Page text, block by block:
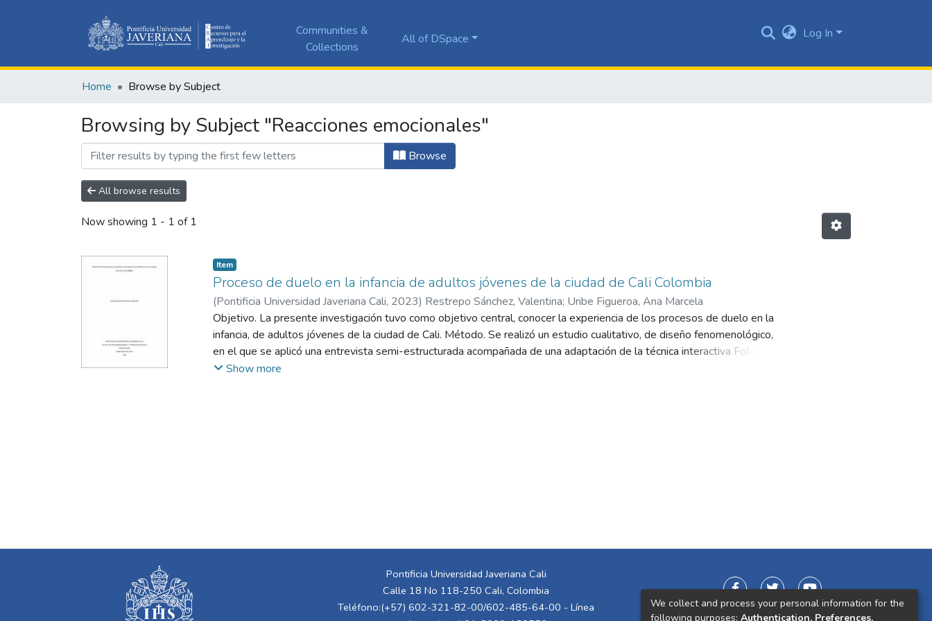
Communities &
Collections
All of DSpace Log In
Home Browse by Subject
Browsing by Subject "Reacciones emocionales"
Browse
All browse results
Now showing 1 - 1 of 1
Item
Proceso de duelo en la infancia de adultos jóvenes de la ciudad de Cali Colombia
(Pontificia Universidad Javeriana Cali, 2023) Restrepo Sánchez, Valentina; Uribe Figueroa, Ana Marcela
Objetivo. La presente investigación tuvo como objetivo central, conocer la experiencia de los procesos de duelo en la
infancia, de adultos jóvenes de la ciudad de Cali. Método. Se realizó un estudio cualitativo, de diseño fenomenológico,
en el que se aplicó una entrevista semi-estructurada acompañada de una adaptación de la técnica interactiva Foto Voz,
de forma individualizada a 8 adultos jóvenes. Los resultados fueron analizados por medio de la técnica de análisis de
Show more
Pontificia Universidad Javeriana Cali
Calle 18 No 118-250 Cali, Colombia
Teléfono:(+57) 602-321-82-00/602-485-64-00 - Línea
We collect and process your personal information for the
following purposes: Authentication, Preferences,